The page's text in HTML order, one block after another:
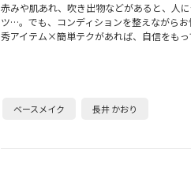
赤みや肌あれ、吹き出物などがあると、人
ツ…。でも、コンディションを整えながら
秀アイテム×簡単テクがあれば、自信をも
ベースメイク 長井 かおり